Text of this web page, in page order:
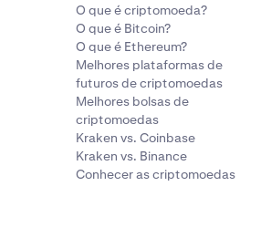
O que é criptomoeda?
O que é Bitcoin?
O que é Ethereum?
Melhores plataformas de
futuros de criptomoedas
Melhores bolsas de
criptomoedas
Kraken vs. Coinbase
Kraken vs. Binance
Conhecer as criptomoedas